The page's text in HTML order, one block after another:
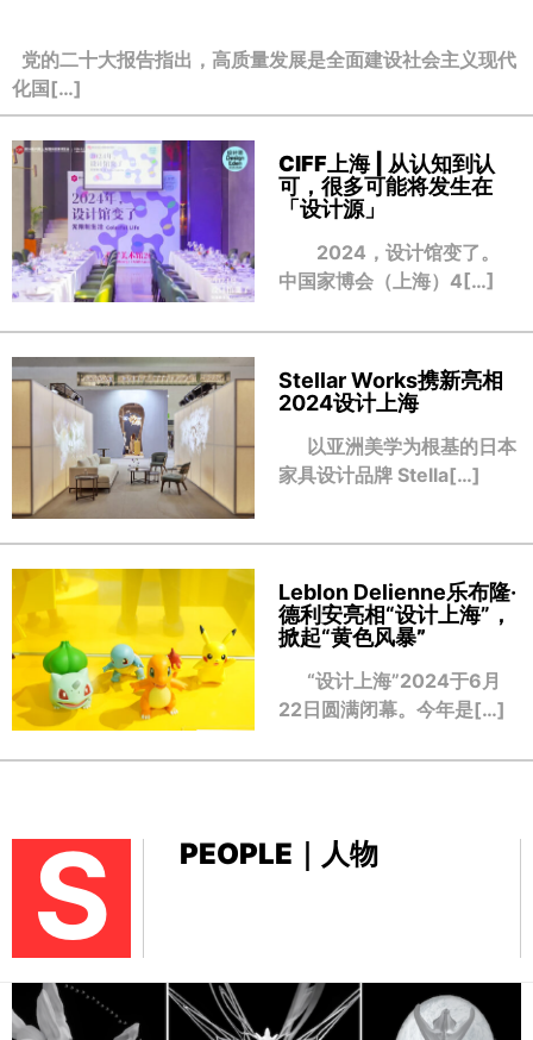
党的二十大报告指出，高质量发展是全面建设社会主义现代
化国[…]
CIFF上海 | 从认知到认
可，很多可能将发生在
「设计源」
2024，设计馆变了。
中国家博会（上海）4[…]
Stellar Works携新亮相
2024设计上海
以亚洲美学为根基的日本
家具设计品牌 Stella[…]
Leblon Delienne乐布隆·
德利安亮相“设计上海”，
掀起“黄色风暴”
“设计上海”2024于6月
22日圆满闭幕。今年是[…]
S PEOPLE｜人物